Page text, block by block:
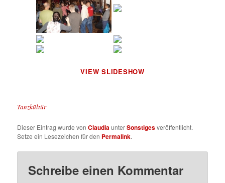
VIEW SLIDESHOW
Tanzkültür
Dieser Eintrag wurde vonClaudiaunterSonstigesveröffentlicht.
Setze ein Lesezeichen für den Permalink.
Schreibe einen Kommentar